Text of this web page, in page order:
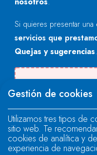
Si quieres presentar una
servicios que
Quejas y sugerencias.
"text".
Se produjo un
"text".
Gestión de cookies
Utilizamos tres tipos de
sitio web. Te
cookies de analítica y
experiencia de